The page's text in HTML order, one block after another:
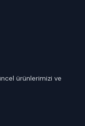
ürünlerimizi ve